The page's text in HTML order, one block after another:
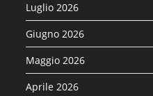
Luglio 2026
Giugno 2026
Maggio 2026
Aprile 2026